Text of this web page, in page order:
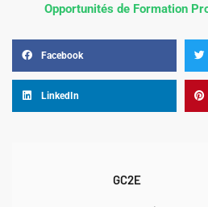
Opportunités de Formation
Facebook
LinkedIn
GC2E